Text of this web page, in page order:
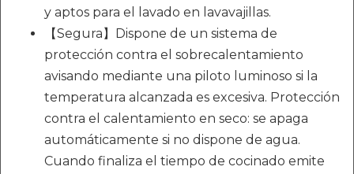
y aptos para el lavado en lavavajillas.
【Segura】Dispone de un sistema de
protección contra el sobrecalentamiento
avisando mediante una piloto luminoso si la
temperatura alcanzada es excesiva. Protección
contra el calentamiento en seco: se apaga
automáticamente si no dispone de agua.
Cuando finaliza el tiempo de cocinado emite